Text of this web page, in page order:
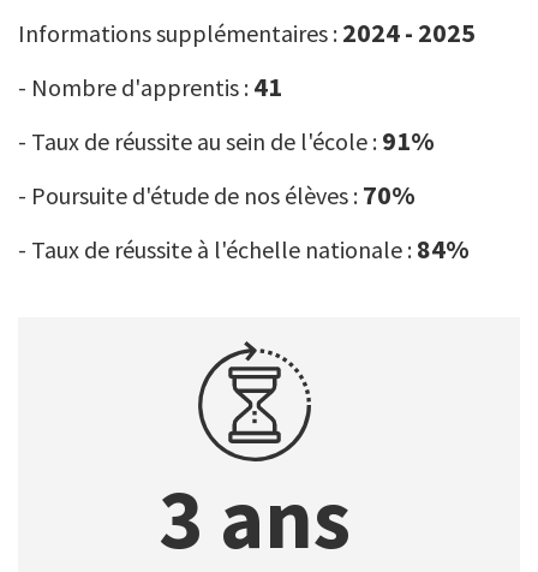
Informations supplémentaires : 2024 - 2025
- Nombre d'apprentis : 41
- Taux de réussite au sein de l'école : 91%
- Poursuite d'étude de nos élèves : 70%
- Taux de réussite à l'échelle nationale : 84%
3 ans